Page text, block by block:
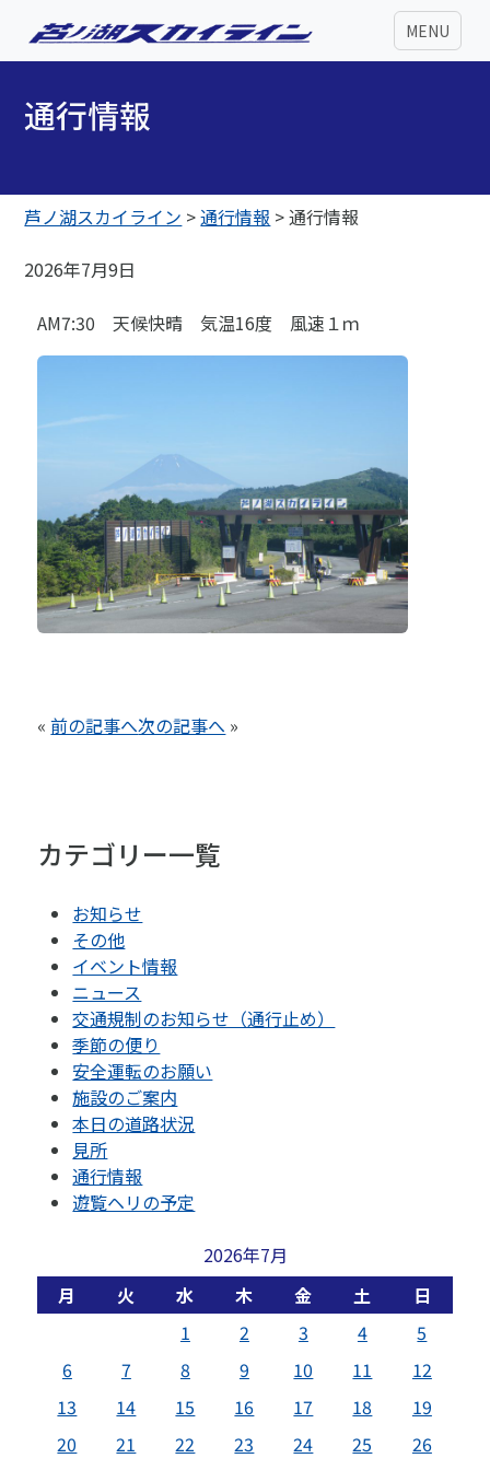
MENU
通行情報
芦ノ湖スカイライン >通行情報 >通行情報
2026年7月9日
AM7:30 天候快晴 気温16度 風速１ｍ
«前の記事へ次の記事へ »
カテゴリー一覧
お知らせ
その他
イベント情報
ニュース
交通規制のお知らせ（通行止め）
季節の便り
安全運転のお願い
施設のご案内
本日の道路状況
見所
通行情報
遊覧ヘリの予定
2026年7月
月
火 水 木 金 土
日
1
2 3 4
5
6
7 8 9 10 11
12
13
14 15 16 17 18
19
20
21 22 23 24 25
26